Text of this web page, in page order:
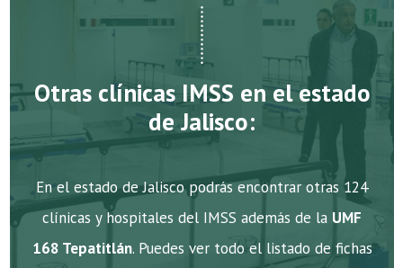
Otras clínicas IMSS en el estado
de Jalisco:
En el estado de Jalisco podrás encontrar otras 124
clínicas y hospitales del IMSS además de la UMF
168 Tepatitlán. Puedes ver todo el listado de fichas